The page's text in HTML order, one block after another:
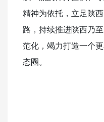
精神为依托，立足陕
路，持续推进陕西乃
范化，竭力打造一个
态圈。